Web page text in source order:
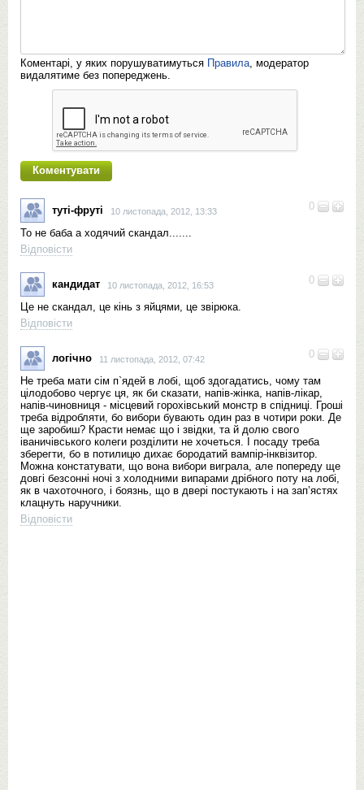
Коментарі, у яких порушуватимуться Правила , модератор
видалятиме без попереджень.
0
туті-фруті 10 листопада, 2012, 13:33
То не баба а ходячий скандал.......
Відповісти
0
кандидат 10 листопада, 2012, 16:53
Це не скандал, це кінь з яйцями, це звірюка.
Відповісти
0
логічно 11 листопада, 2012, 07:42
Не треба мати сім п`ядей в лобі, щоб здогадатись, чому там
цілодобово чергує ця, як би сказати, напів-жінка, напів-лікар,
напів-чиновниця - місцевий горохівський монстр в спідниці. Гроші
треба відробляти, бо вибори бувають один раз в чотири роки. Де
ще заробиш? Красти немає що і звідки, та й долю свого
іваничівського колеги розділити не хочеться. І посаду треба
зберегти, бо в потилицю дихає бородатий вампір-інквізитор.
Можна констатувати, що вона вибори виграла, але попереду ще
довгі безсонні ночі з холодними випарами дрібного поту на лобі,
як в чахоточного, і боязнь, що в двері постукають і на зап’ястях
клацнуть наручники.
Відповісти